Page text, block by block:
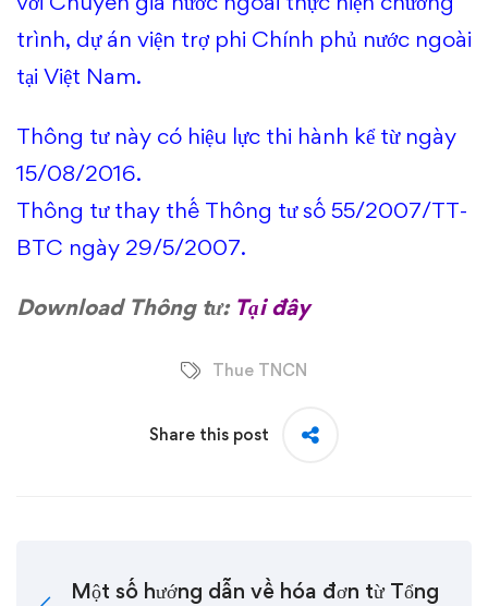
ngoài
làm
việc
tại
Việt
Nam
trình, dự án viện trợ phi Chính phủ nước ngoài
tại Việt Nam.
Thông tư này có hiệu lực thi hành kể từ ngày
15/08/2016.
Thông tư thay thế Thông tư số 55/2007/TT-
BTC ngày 29/5/2007.
Download Thông tư: Tại đây
Thue TNCN
Share this post
Một số hướng dẫn về hóa đơn từ Tổng